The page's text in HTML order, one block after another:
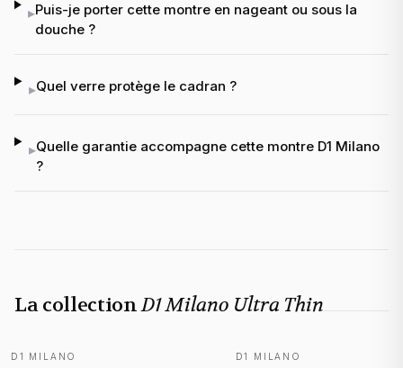
▸Puis-je porter cette montre en nageant ou sous la
douche ?
▸Quel verre protège le cadran ?
▸Quelle garantie accompagne cette montre D1 Milano
?
La collectionD1 Milano Ultra Thin
NOUVEAUTÉ
D1 MILANO
NOUVEAUTÉ
D1 MILANO